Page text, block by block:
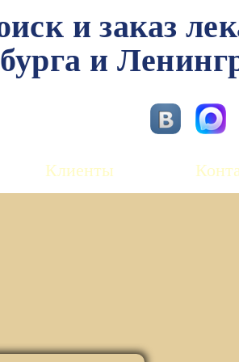
и заказ
и
Клиенты